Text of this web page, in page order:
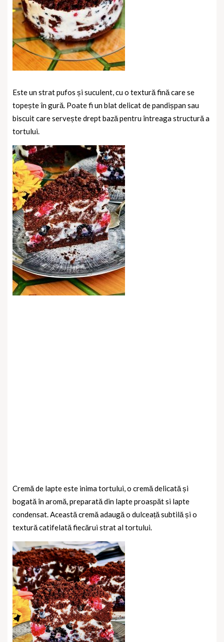
Este un strat pufos și suculent, cu o textură fină care se
topește în gură. Poate fi un blat delicat de pandișpan sau
biscuit care servește drept bază pentru întreaga structură a
tortului.
Cremă de lapte este inima tortului, o cremă delicată și
bogată în aromă, preparată din lapte proaspăt si lapte
condensat. Această cremă adaugă o dulceață subtilă și o
textură catifelată fiecărui strat al tortului.